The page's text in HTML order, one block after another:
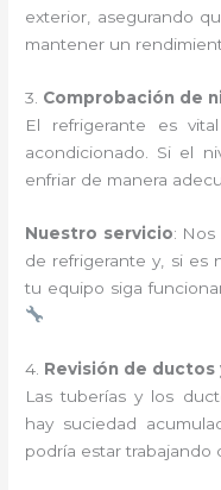
exterior, asegurando
mantener un
3. Comprobación de
El refrigerante es
acondicionado. Si el
enfriar de manera
Nuestro servicio: Nos
de refrigerante y, si es
tu equipo siga
4. Revisión de ductos
Las tuberías y los
hay suciedad
podría estar trabajando